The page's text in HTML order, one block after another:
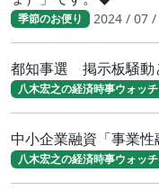
季節のお便り 2024 / 07 /
都知事選 掲示板騒動
八木宏之の経済時事ウォッチ
中小企業融資「事業
八木宏之の経済時事ウォッチ